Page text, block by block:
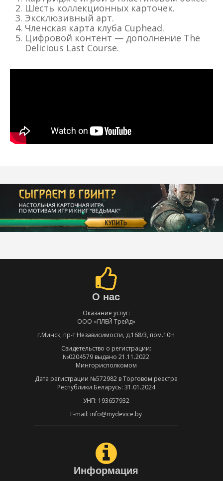
Шесть коллекционных карточек.
Эксклюзивный арт.
Членская карта клуба Cuphead.
Цифровой контент — дополнение The
Delicious Last Course.
О нас
Оказание услуг:
ООО «ПЛЕЙ Трейд»
г.Минск, пр-т Независимости, д.168/3, пом.10Н
Свидетельство о регистрации:
№0204579 выдано 21.11.2022
Мингорисполкомом
Дата регистрации №572982 в Торговом реестре
Республики Беларусь: 31.01.2024
УНП: 193657932
E-mail: info@mydevice.by
Информация